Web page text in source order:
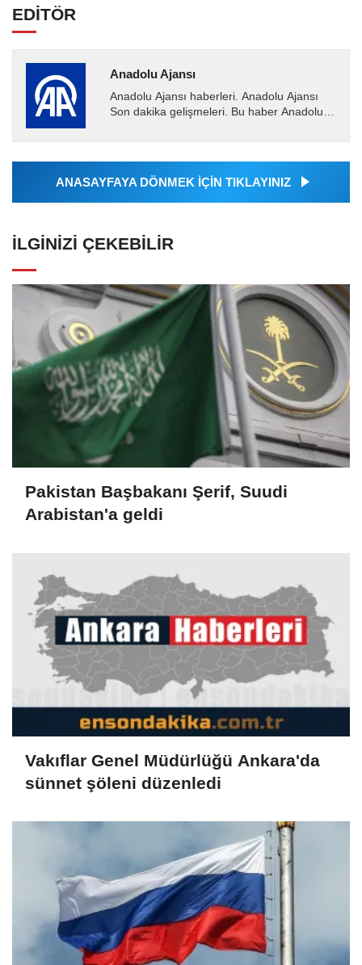
EDİTÖR
Anadolu Ajansı
Anadolu Ajansı haberleri. Anadolu Ajansı
Son dakika gelişmeleri. Bu haber Anadolu
Ajansı tarafından...
ANASAYFAYA DÖNMEK İÇİN TIKLAYINIZ
İLGINIZI ÇEKEBILIR
Pakistan Başbakanı Şerif, Suudi
Arabistan'a geldi
Vakıflar Genel Müdürlüğü Ankara'da
sünnet şöleni düzenledi